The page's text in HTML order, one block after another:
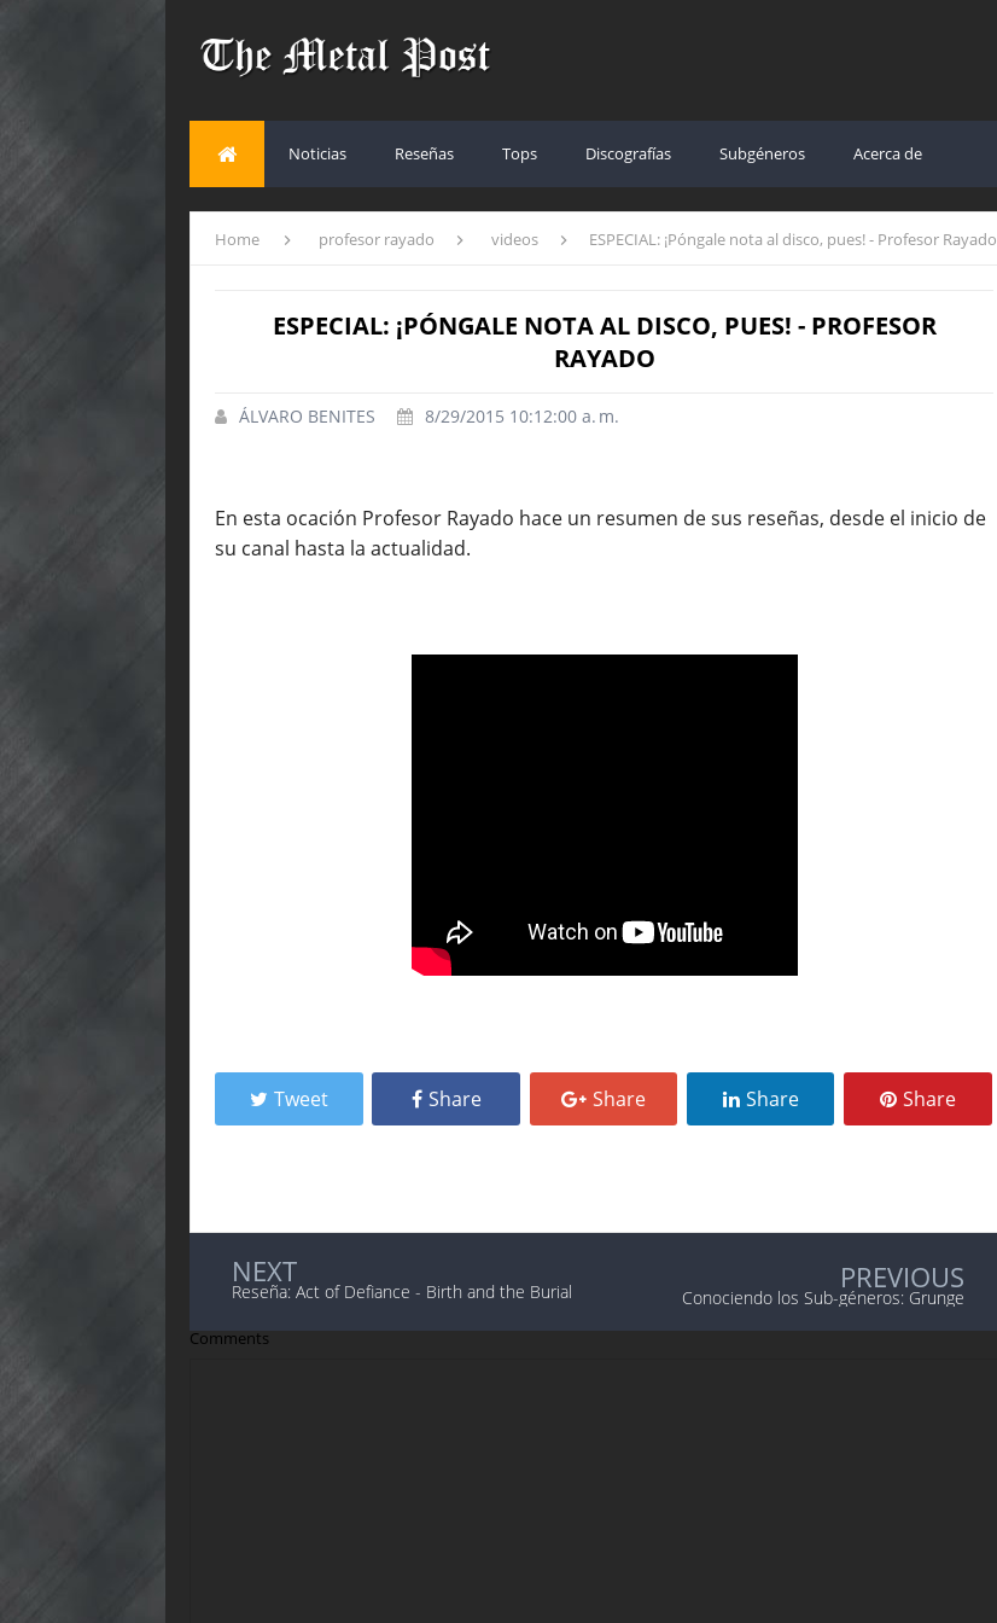
Noticias Reseñas Tops Discografías Subgéneros Acerca de
Home profesor rayado videos ESPECIAL: ¡Póngale nota al disco, pues! - Profesor Rayado
ESPECIAL: ¡PÓNGALE NOTA AL DISCO, PUES! - PROFESOR
RAYADO
ÁLVARO BENITES 8/29/2015 10:12:00 a. m.
En esta ocación Profesor Rayado hace un resumen de sus reseñas, desde el inicio de
su canal hasta la actualidad.
Tweet Share Share Share Share
NEXT
Reseña: Act of Defiance - Birth and the Burial PREVIOUS
Conociendo los Sub-géneros: Grunge
Comments